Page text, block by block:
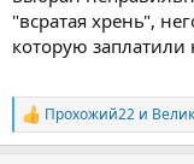
"всратая хрень",
которую заплатили
Р
е
Прохожий22 и